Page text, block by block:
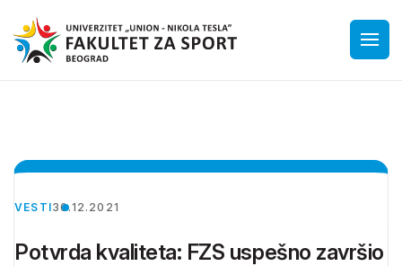
VESTI30.12.2021
Potvrda kvaliteta: FZS uspešno završio